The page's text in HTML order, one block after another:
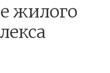
жилого